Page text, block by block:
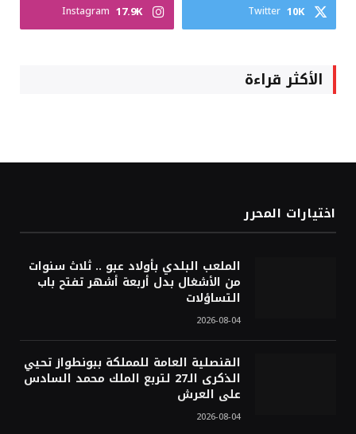
Twitter 10K
Instagram 17.9K
الأكثر قراءة
اختيارات المحرر
الملعب البلدي بأولاد عبو .. ثلاث سنوات
من الأشغال بدل أربعة أشهر تفتح باب
التساؤلات
2026-08-04
القنصلية العامة للمملكة ببونطواز تحيي
الذكرى الـ27 لتربع الملك محمد السادس
على العرش
2026-08-04